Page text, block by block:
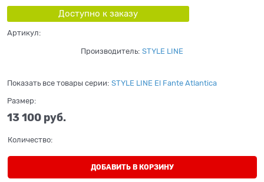
Доступно к заказу
Артикул:
Производитель: STYLE LINE
Показать все товары серии: STYLE LINE El Fante Atlantica
Размер:
13 100 руб.
Количество:
ДОБАВИТЬ В КОРЗИНУ